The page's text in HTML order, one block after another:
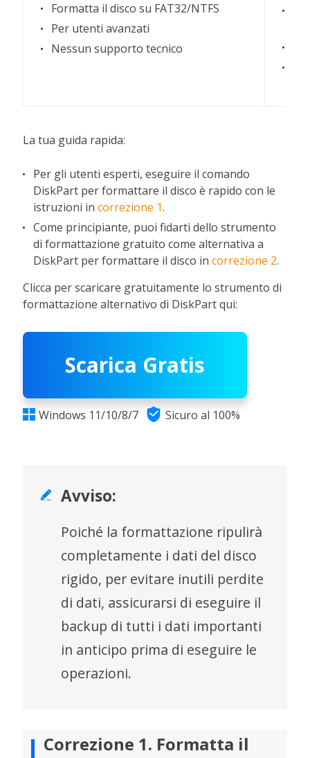
Formatta il disco su FAT32/NTFS
Per utenti avanzati
Nessun supporto tecnico
La tua guida rapida:
Per gli utenti esperti, eseguire il comando
DiskPart per formattare il disco è rapido con le
istruzioni incorrezione 1.
Come principiante, puoi fidarti dello strumento
di formattazione gratuito come alternativa a
DiskPart per formattare il disco incorrezione 2.
Clicca per scaricare gratuitamente lo strumento di
formattazione alternativo di DiskPart qui:
Scarica Gratis
 Windows 11/10/8/7  Sicuro al 100%
 Avviso:
Poiché la formattazione ripulirà
completamente i dati del disco
rigido, per evitare inutili perdite
di dati, assicurarsi di eseguire il
backup di tutti i dati importanti
in anticipo prima di eseguire le
operazioni.
Correzione 1. Formatta il